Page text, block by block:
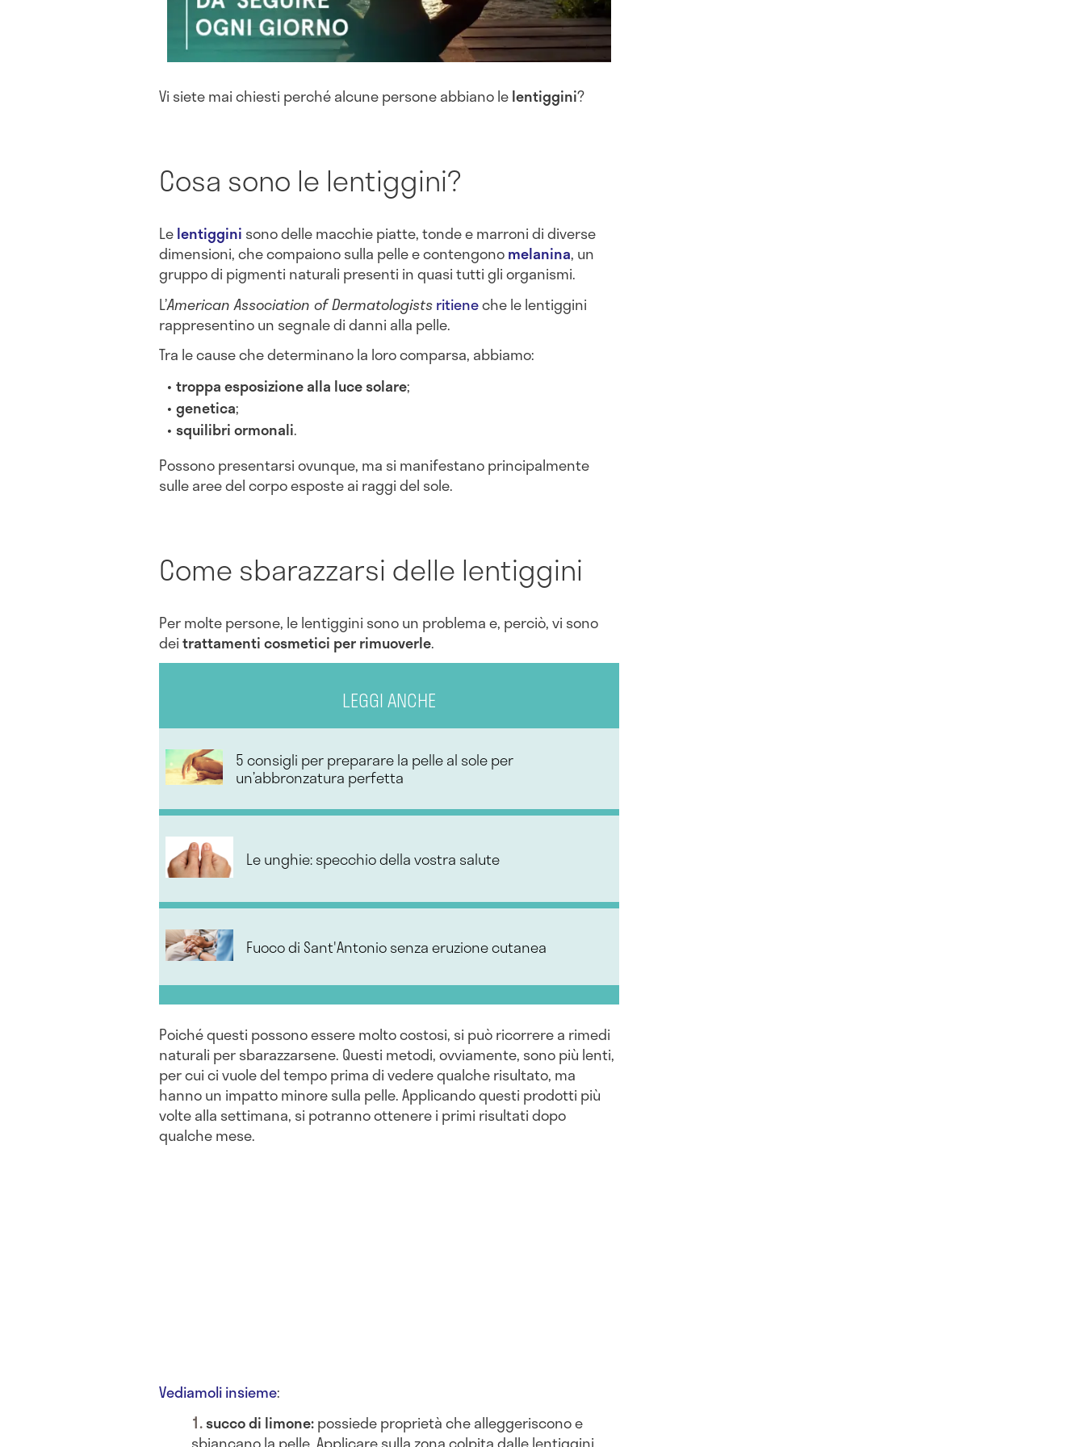
Vi siete mai chiesti perché alcune persone abbiano lelentiggini?
Cosa sono le lentiggini?
Lelentiggini sono delle macchie piatte, tonde e marroni di diverse
dimensioni, che compaiono sulla pelle e contengonomelanina, un
gruppo di pigmenti naturali presenti in quasi tutti gli organismi.
L’American Association of Dermatologistsritieneche le lentiggini
rappresentino un segnale di danni alla pelle.
Tra le cause che determinano la loro comparsa, abbiamo:
troppaesposizione alla luce solare;
genetica;
squilibri ormonali.
Possono presentarsi ovunque, ma si manifestano principalmente
sulle aree del corpo esposte ai raggi del sole.
Come sbarazzarsi delle lentiggini
Per molte persone, le lentiggini sono un problema e, perciò, vi sono
deitrattamenti cosmetici per rimuoverle.
LEGGI ANCHE
5 consigli per preparare la pelle al sole per
un’abbronzatura perfetta
Le unghie: specchio della vostra salute
Fuoco di Sant'Antonio senza eruzione cutanea
Poiché questi possono essere molto costosi, si può ricorrere a rimedi
naturali per sbarazzarsene. Questi metodi, ovviamente, sono più lenti,
per cui ci vuole del tempo prima di vedere qualche risultato, ma
hanno un impatto minore sulla pelle. Applicando questi prodotti più
volte alla settimana, si potranno ottenere i primi risultati dopo
qualche mese.
Vediamoli insieme:
succo di limone:possiede proprietà che alleggeriscono e